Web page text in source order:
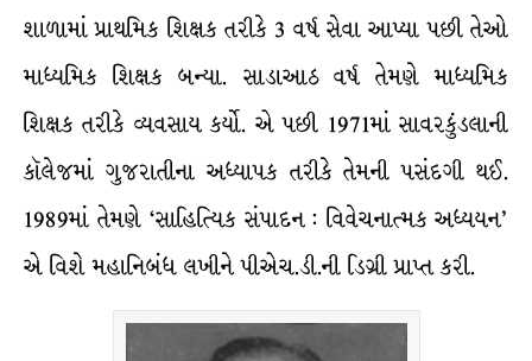
શાળામાં પ્રાથમિક શિક્ષક તરીકે 3 વર્ષ સેવા આપ્યા પછી તેઓ
માધ્યમિક શિક્ષક બન્યા. સાડાઆઠ વર્ષ તેમણે માધ્યમિક
શિક્ષક તરીકે વ્યવસાય કર્યો. એ પછી 1971માં સાવરકુંડલાની
કૉલેજમાં ગુજરાતીના અધ્યાપક તરીકે તેમની પસંદગી થઈ.
1989માં તેમણે ‘સાહિત્યિક સંપાદન : વિવેચનાત્મક અધ્યયન’
એ વિશે મહાનિબંધ લખીને પીએચ.ડી.ની ડિગ્રી પ્રાપ્ત કરી.